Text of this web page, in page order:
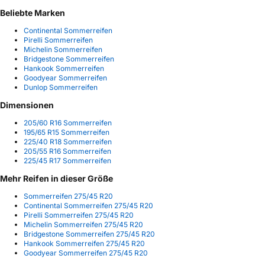
Beliebte Marken
Continental Sommerreifen
Pirelli Sommerreifen
Michelin Sommerreifen
Bridgestone Sommerreifen
Hankook Sommerreifen
Goodyear Sommerreifen
Dunlop Sommerreifen
Dimensionen
205/60 R16 Sommerreifen
195/65 R15 Sommerreifen
225/40 R18 Sommerreifen
205/55 R16 Sommerreifen
225/45 R17 Sommerreifen
Mehr Reifen in dieser Größe
Sommerreifen 275/45 R20
Continental Sommerreifen 275/45 R20
Pirelli Sommerreifen 275/45 R20
Michelin Sommerreifen 275/45 R20
Bridgestone Sommerreifen 275/45 R20
Hankook Sommerreifen 275/45 R20
Goodyear Sommerreifen 275/45 R20